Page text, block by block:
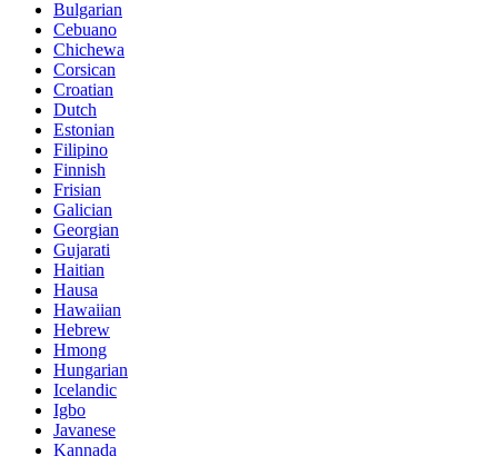
Bulgarian
Cebuano
Chichewa
Corsican
Croatian
Dutch
Estonian
Filipino
Finnish
Frisian
Galician
Georgian
Gujarati
Haitian
Hausa
Hawaiian
Hebrew
Hmong
Hungarian
Icelandic
Igbo
Javanese
Kannada